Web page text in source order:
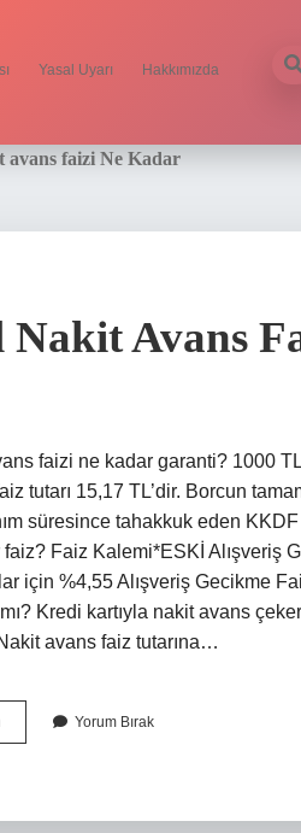
Yasal Uyarı Hakkımızda
avans faizi Ne Kadar
Nakit Avans
faizi ne kadar garanti? 1000
tutarı 15,17 TL’dir. Borcun
süresince tahakkuk eden
Faiz Kalemi*ESKİ Alışveriş
için %4,55 Alışveriş Gecikme
Kredi kartıyla nakit avans
avans faiz tutarına…
Tl
Yorum Bırak